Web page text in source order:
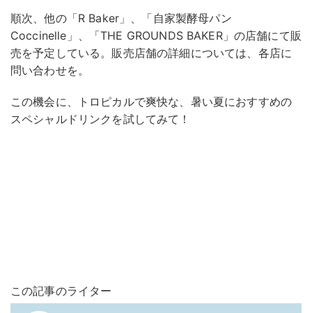
順次、他の「R Baker」、「自家製酵母パン
Coccinelle」、「THE GROUNDS BAKER」の店舗にて販
売を予定している。販売店舗の詳細については、各店に
問い合わせを。
この機会に、トロピカルで爽快な、暑い夏におすすめの
スペシャルドリンクを試してみて！
この記事のライター